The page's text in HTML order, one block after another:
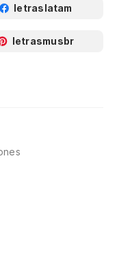
letraslatam
letrasmusbr